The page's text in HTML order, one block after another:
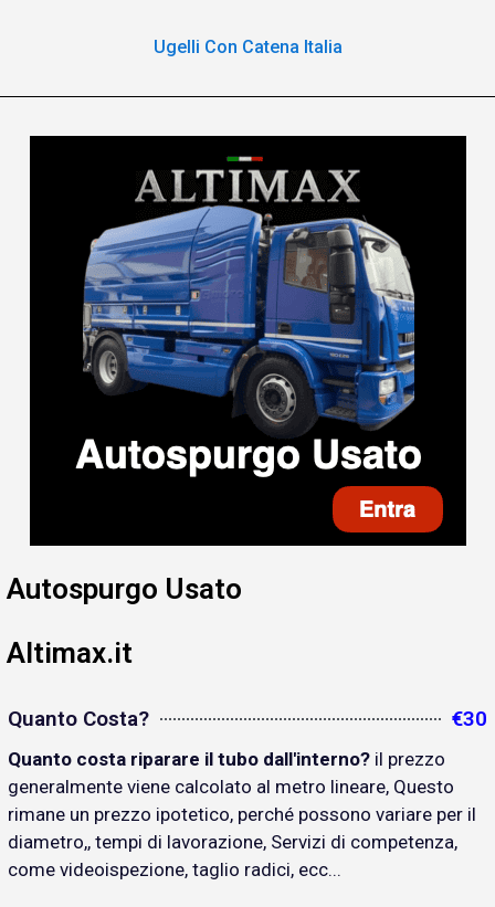
Ugelli Con Catena Italia
Autospurgo Usato
Altimax.it
Quanto Costa? €30
Quanto costa riparare il tubo dall'interno? il prezzo
generalmente viene calcolato al metro lineare, Questo
rimane un prezzo ipotetico, perché possono variare per il
diametro,, tempi di lavorazione, Servizi di competenza,
come videoispezione, taglio radici, ecc...